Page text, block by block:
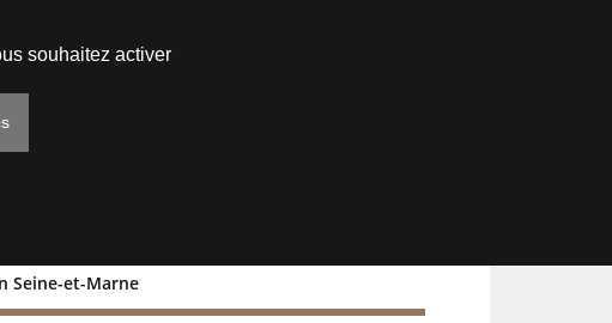
Seine-et-Marne
la
souhaitez activer